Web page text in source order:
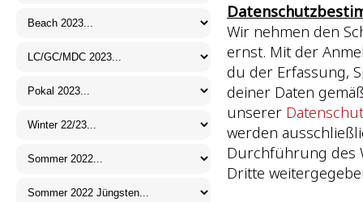
Wir nehmen den
ernst. Mit der
du der Erfassung,
deiner Daten
unserer
werden
Durchführung des
Dritte